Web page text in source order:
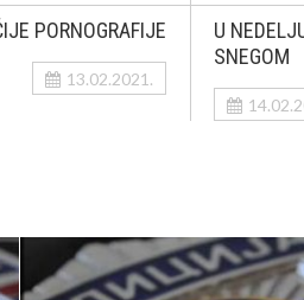
PORNOGRAFIJE
13.02.2021.
U
SNEGOM